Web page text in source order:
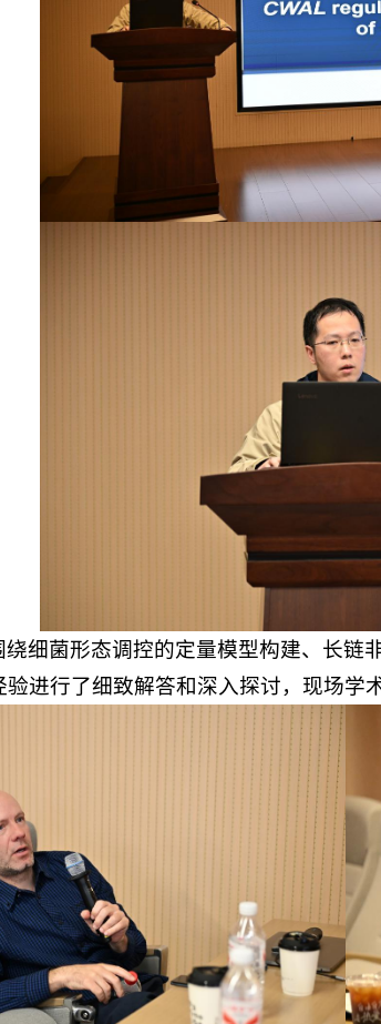
细菌形态调控的定量模型构建、长
进行了细致解答和深入探讨，现场学